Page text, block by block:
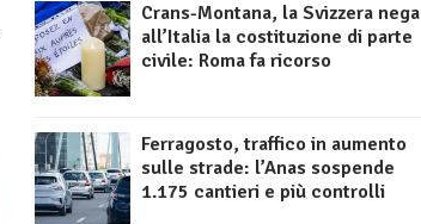
Crans-Montana, la Svizzera nega
all’Italia la costituzione di parte
civile: Roma fa ricorso
Ferragosto, traffico in aumento
sulle strade: l’Anas sospende
1.175 cantieri e più controlli